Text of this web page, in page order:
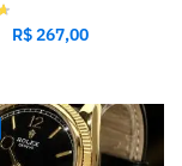
R$267,00